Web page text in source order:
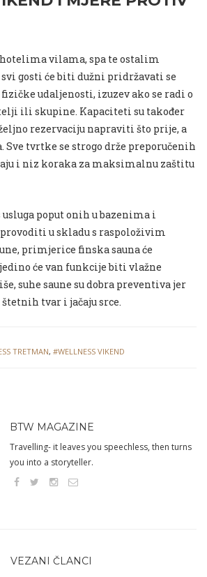
vilama, spa te ostalim
gosti će biti dužni pridržavati se
udaljenosti, izuzev ako se radi o
ili skupine. Kapaciteti su također
rezervaciju napraviti što prije, a
Sve tvrtke se strogo drže preporučenih
i niz koraka za maksimalnu zaštitu
poput onih u bazenima i
provoditi u skladu s raspoloživim
primjerice finska sauna će
će van funkcije biti vlažne
suhe saune su dobra preventiva jer
tvar i jačaju srce.
TRETMAN, #WELLNESS VIKEND
BTW MAGAZINE
Travelling- it leaves you speechless, then turns
you into a storyteller.
VEZANI ČLANCI